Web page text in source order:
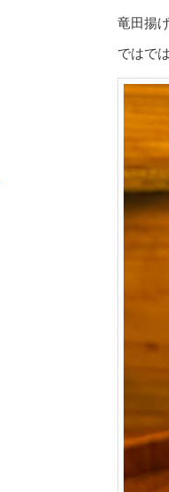
竜田揚
ではで